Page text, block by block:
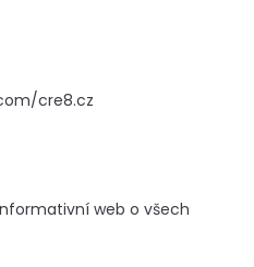
cre8.cz
web o všech